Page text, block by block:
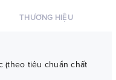
THƯƠNG HIỆU
(theo tiêu chuẩn chất